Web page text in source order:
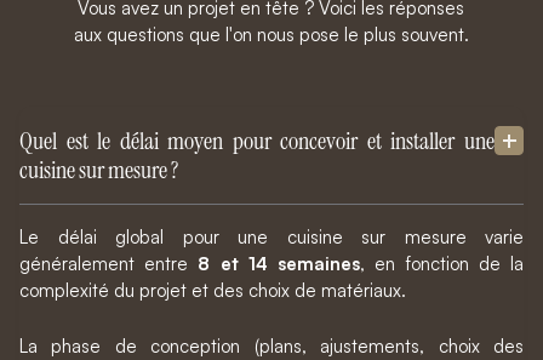
Vous avez un projet en tête ? Voici les réponses
aux questions que l'on nous pose le plus souvent.
Quel est le délai moyen pour concevoir et installer une
cuisine sur mesure ?
Le délai global pour une cuisine sur mesure varie
généralement entre 8 et 14 semaines, en fonction de la
complexité du projet et des choix de matériaux.
La phase de conception (plans, ajustements, choix des